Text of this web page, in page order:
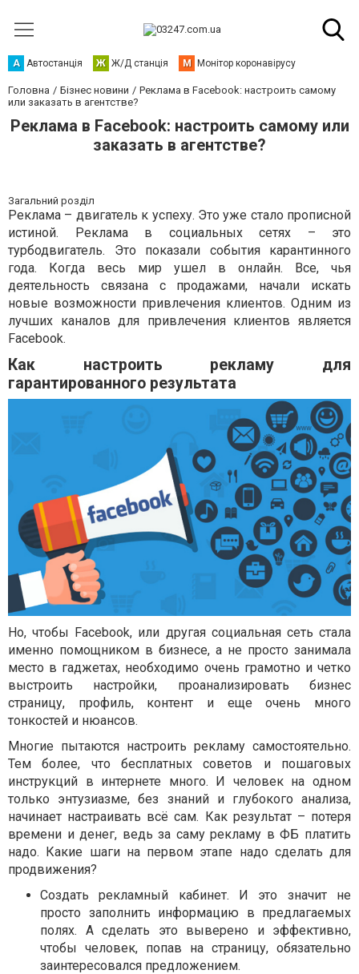
А Автостанція Ж Ж/Д станція М Монітор коронавірусу
Головна Бізнес новини
Реклама в Facebook: настроить самому
или заказать в агентстве?
Реклама в Facebook: настроить самому или
заказать в агентстве?
Загальний розділ
Реклама – двигатель к успеху. Это уже стало прописной
истиной. Реклама в социальных сетях – это
турбодвигатель. Это показали события карантинного
года. Когда весь мир ушел в онлайн. Все, чья
деятельность связана с продажами, начали искать
новые возможности привлечения клиентов. Одним из
лучших каналов для привлечения клиентов является
Facebook.
Как настроить рекламу для
гарантированного результата
Но, чтобы Facebook, или другая социальная сеть стала
именно помощником в бизнесе, а не просто занимала
место в гаджетах, необходимо очень грамотно и четко
выстроить настройки, проанализировать бизнес
страницу, профиль, контент и еще очень много
тонкостей и нюансов.
Многие пытаются настроить рекламу самостоятельно.
Тем более, что бесплатных советов и пошаговых
инструкций в интернете много. И человек на одном
только энтузиазме, без знаний и глубокого анализа,
начинает настраивать всё сам. Как результат – потеря
времени и денег, ведь за саму рекламу в ФБ платить
надо. Какие шаги на первом этапе надо сделать для
продвижения?
Создать рекламный кабинет. И это значит не
просто заполнить информацию в предлагаемых
полях. А сделать это выверено и эффективно,
чтобы человек, попав на страницу, обязательно
заинтересовался предложением.